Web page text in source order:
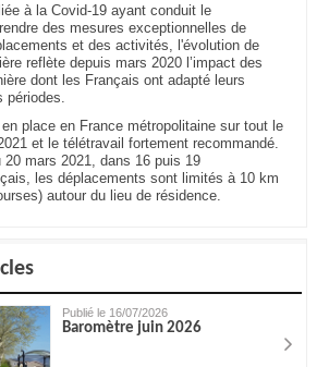
à la Covid-19 ayant conduit le
des mesures exceptionnelles de
et des activités, l'évolution de
reflète depuis mars 2020 l’impact des
dont les Français ont adapté leurs
place en France métropolitaine sur tout le
et le télétravail fortement recommandé.
20 mars 2021, dans 16 puis 19
les déplacements sont limités à 10 km
autour du lieu de résidence.
Publié le 16/07/2026
Baromètre juin 2026